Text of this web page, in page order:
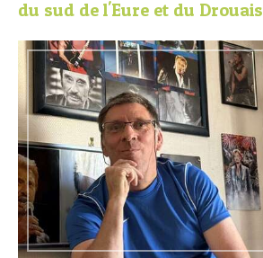
du sud de l'Eure et du Drouais